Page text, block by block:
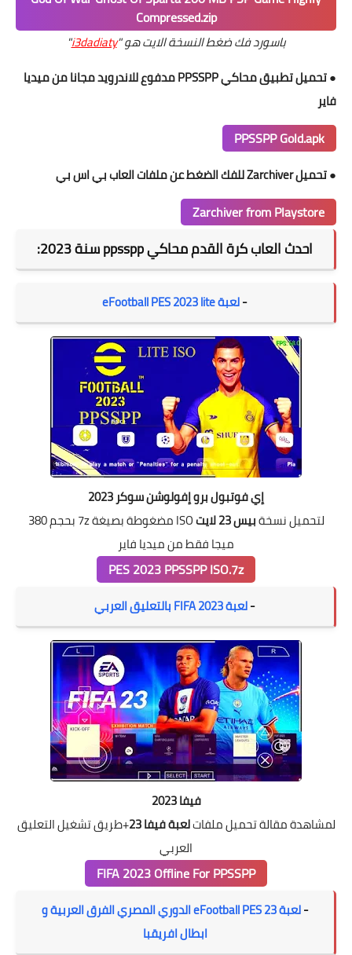
Compressed.zip
باسورد فك ضغط النسخة الايت هو "i3dadiaty
"
●
تحميل تطبيق محاكي PPSSPP مدفوع للاندرويد مجانا من ميديا
فاير
PPSSPP Gold.apk
●تحميل Zarchiver للفك الضغط عن ملفات العاب بي اس بي
Zarchiver from Playstore
احدث العاب كرة القدم محاكي ppsspp سنة 2023:
-لعبة eFootball PES 2023 lite
إي فوتبول برو إفولوشن سوكر 2023
لتحميل نسخةبيس 23 لايت
ISO مضغوطة بصيغة 7z بحجم 380
ميجا فقط من ميديا فاير
PES 2023 PPSSPP ISO.7z
-لعبة FIFA 2023 بالتعليق العربي
فيفا 2023
لمشاهدة مقالة تحميل ملفاتلعبة فيفا 23 +طريق تشغيل التعليق
العربي
FIFA 2023 Offline For PPSSPP
-
لعبة eFootball PES 23 الدوري المصري الفرق العربية و
ابطال افريقبا